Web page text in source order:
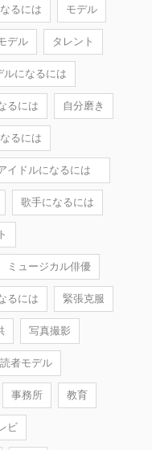
るには モデル
デル タレント
ルになるには
るには 自分磨き
るには
イドルになるには
歌手になるには
ミュージカル俳優
るには 緊張克服
写真撮影
読者モデル
事務所 教育
ビ